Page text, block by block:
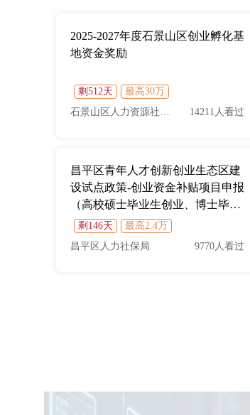
2025-2027年度石景山区创业孵化基
地资金奖励
剩512天
最高30万
石景山区人力资源社会保障局
14211人看过
昌平区青年人才创新创业生态区建
设试点政策-创业资金补贴项目申报
（高校硕士毕业生创业、博士毕业
生就业创业生活补贴）
剩146天
最高2.4万
昌平区人力社保局
9770人看过